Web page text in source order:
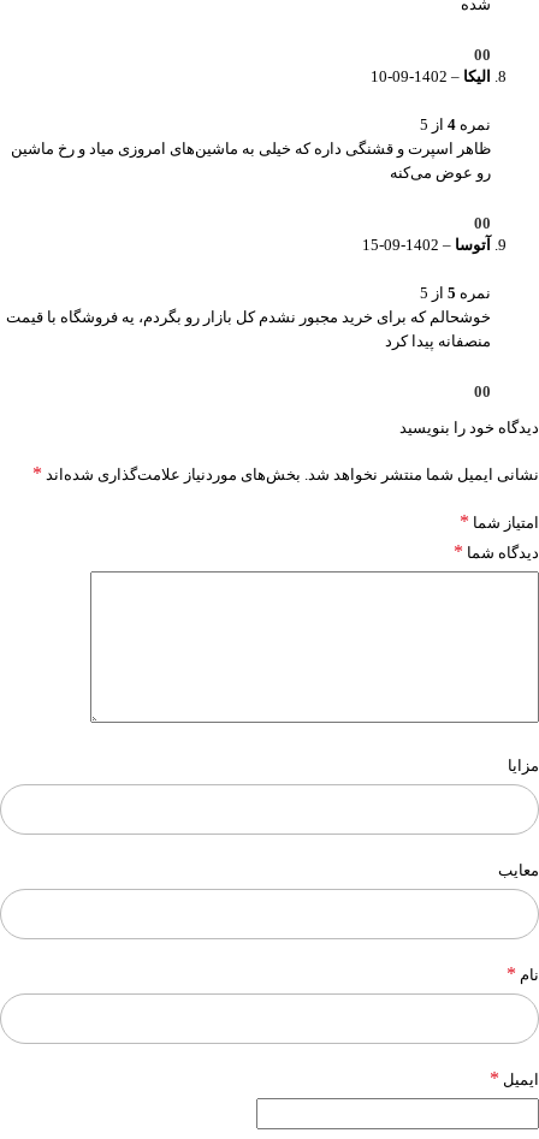
شده
0
0
الیکا –
1402-09-10
نمره 4 از 5
ظاهر اسپرت و قشنگی داره که خیلی به ماشین‌های امروزی میاد و رخ ماشین
رو عوض می‌کنه
0
0
آتوسا –
1402-09-15
نمره 5 از 5
خوشحالم که برای خرید مجبور نشدم کل بازار رو بگردم، یه فروشگاه با قیمت
منصفانه پیدا کرد
0
0
دیدگاه خود را بنویسید
نشانی ایمیل شما منتشر نخواهد شد. بخش‌های موردنیاز علامت‌گذاری شده‌اند *
امتیاز شما *
دیدگاه شما *
مزایا
معایب
نام *
ایمیل *